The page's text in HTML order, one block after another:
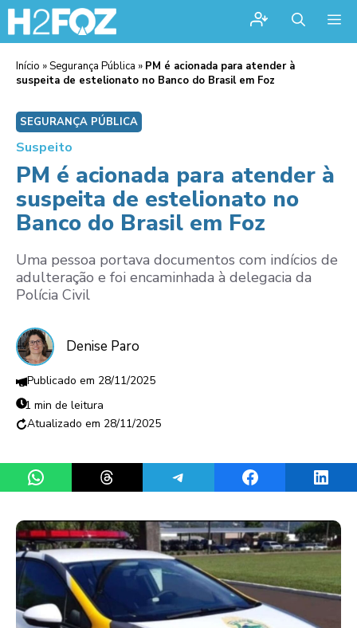
Início »Segurança Pública » PM é acionada para atender à
suspeita de estelionato no Banco do Brasil em Foz
SEGURANÇA PÚBLICA
Suspeito
PM é acionada para atender à
suspeita de estelionato no
Banco do Brasil em Foz
Uma pessoa portava documentos com indícios de
adulteração e foi encaminhada à delegacia da
Polícia Civil
Denise Paro
28/11/2025
1 min de leitura
28/11/2025
Share on WhatsAppShare on ThreadsShare on TelegramShare on Facebook